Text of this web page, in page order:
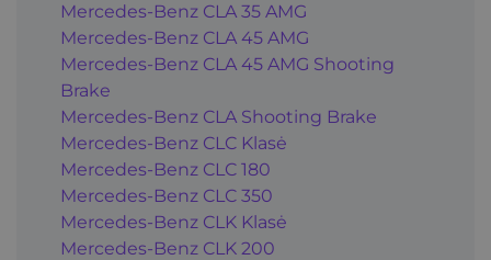
Mercedes-Benz CLA 35 AMG
Mercedes-Benz CLA 45 AMG
Mercedes-Benz CLA 45 AMG Shooting
Brake
Mercedes-Benz CLA Shooting Brake
Mercedes-Benz CLC Klasė
Mercedes-Benz CLC 180
Mercedes-Benz CLC 350
Mercedes-Benz CLK Klasė
Mercedes-Benz CLK 200